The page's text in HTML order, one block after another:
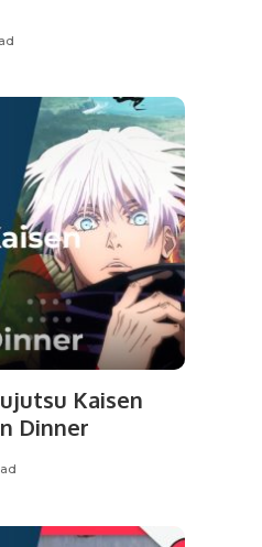
Kaisen
Dinner